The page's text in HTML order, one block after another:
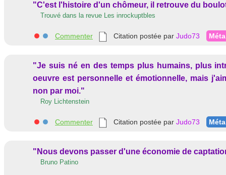
"C'est l'histoire d'un chômeur, il retrouve du
Trouvé dans la revue Les inrockuptbles
Commenter Citation postée par Judo73 Méta
"Je suis né en des temps plus humains, plus
oeuvre est personnelle et émotionnelle, mais
non par moi."
Roy Lichtenstein
Commenter Citation postée par Judo73 Méta
"Nous devons passer d'une économie de
Bruno Patino